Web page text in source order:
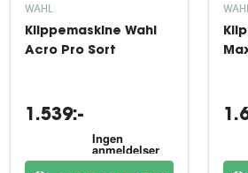
WAHL
Klippemaskine Wahl
Acro Pro Sort
1.539:-